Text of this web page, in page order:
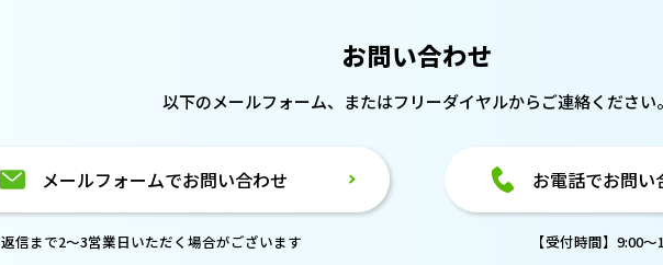
お問い合わせ
以下のメールフォーム、またはフリーダイヤルからご連絡ください
メールフォームでお問い合わせ
返信まで2～3営業日いただく場合がございます
お電話でお問
【受付時間】9:00